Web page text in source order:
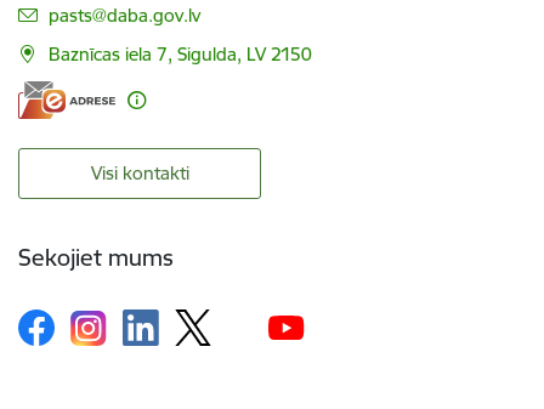
E-pasts:
pasts@daba.gov.lv
Baznīcas iela 7, Sigulda, LV 2150
Visi kontakti
Sekojiet mums